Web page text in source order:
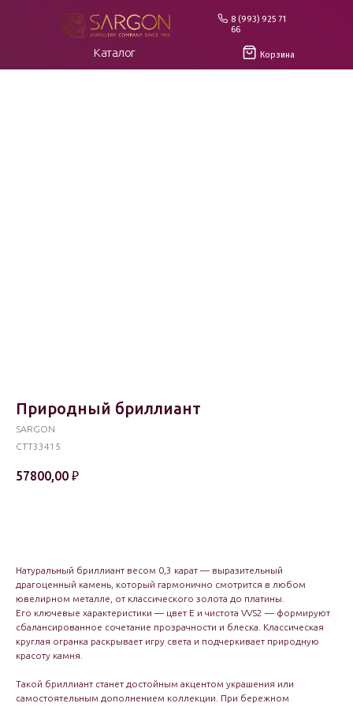
8 (993) 925 71
66
Корзина
Каталог
Природный бриллиант
SARGON
CTT33415
57800,00 ₽
Натуральный бриллиант весом 0,3 карат — выразительный
драгоценный камень, который гармонично смотрится в любом
ювелирном металле, от классического золота до платины.
Его ключевые характеристики — цвет E и чистота VVS2 — формируют
сбалансированное сочетание прозрачности и блеска. Классическая
круглая огранка раскрывает игру света и подчеркивает природную
красоту камня.
Такой бриллиант станет достойным акцентом украшения или
самостоятельным дополнением коллекции. При бережном